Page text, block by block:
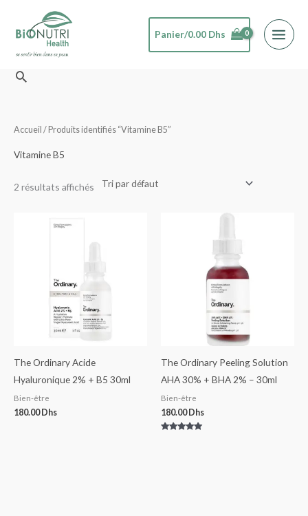
contenu
Panier/0.00 Dhs
Rechercher
Accueil / Produits identifiés “Vitamine B5”
Vitamine B5
2 résultats affichés
The Ordinary Acide
Hyaluronique 2% + B5 30ml
Bien-être
180.00Dhs
The Ordinary Peeling Solution
AHA 30% + BHA 2% – 30ml
Bien-être
180.00Dhs